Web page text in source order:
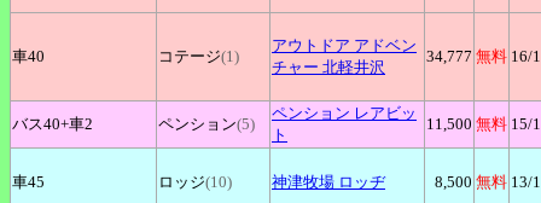
車40 コテージ(1)
アウトドア アドベン
チャー 北軽井沢
34,777 無料 16/
バス40+車2 ペンション(5)
ペンション レアビッ
ト
11,500 無料 15/
車45 ロッジ(10) 神津牧場 ロッヂ 8,500 無料 13/